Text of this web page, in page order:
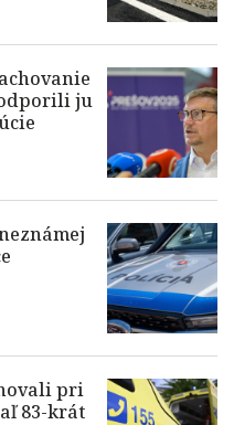
ju
pri
83-krát